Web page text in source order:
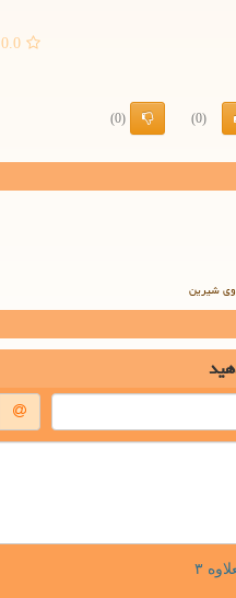
0.0
(0)
(0)
شیرین